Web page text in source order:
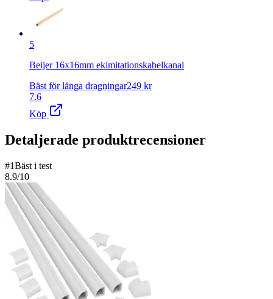
5
Beijer 16x16mm ekimitationskabelkanal
Bäst för långa dragningar249 kr
7.6
Köp
Detaljerade produktrecensioner
#1Bäst i test
8.9/10